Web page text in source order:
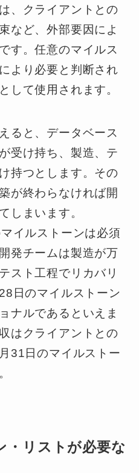
、クライアントとの
など、外部要因によ
す。任意のマイルス
より必要と判断され
して使用されます。
ると、データベース
受け持ち、製造、テ
持つとします。その
が終わらなければ開
しまいます。
イルストーンは必須
発チームは製造が万
スト工程でリカバリ
日のマイルストーン
ナルであるといえま
はクライアントとの
31日のマイルストー
・リストが必要な